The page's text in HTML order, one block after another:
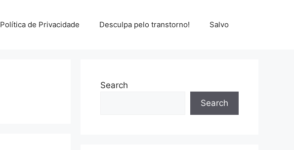
Política de Privacidade Desculpa pelo transtorno! Salvo
Search
Search